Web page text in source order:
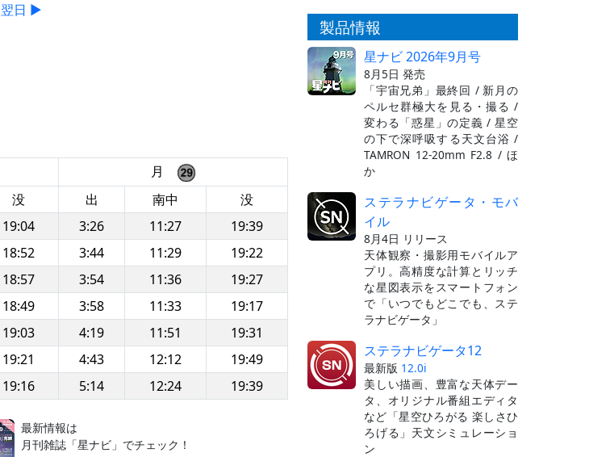
翌日 ▶
月
没 出 南中
没
19:04 3:26 11:27
19:39
18:52 3:44 11:29
19:22
18:57 3:54 11:36
19:27
18:49 3:58 11:33
19:17
19:03 4:19 11:51
19:31
19:21 4:43 12:12
19:49
19:16 5:14 12:24 19:39
最新情報は
月刊雑誌「星ナビ」でチェック！
製品情報
星ナビ 2026年9月号
8月5日 発売
「宇宙兄弟」最終回 / 新月の
ペルセ群極大を見る・撮る /
変わる「惑星」の定義 / 星空
の下で深呼吸する天文台浴 /
TAMRON 12-20mm F2.8 / ほ
か
ステラナビゲータ・モバ
イル
8月4日 リリース
天体観察・撮影用モバイルア
プリ。高精度な計算とリッチ
な星図表示をスマートフォン
で「いつでもどこでも、ステ
ラナビゲータ」
ステラナビゲータ12
最新版 12.0i
美しい描画、豊富な天体デー
タ、オリジナル番組エディタ
など「星空ひろがる 楽しさひ
ろげる」天文シミュレーショ
ン